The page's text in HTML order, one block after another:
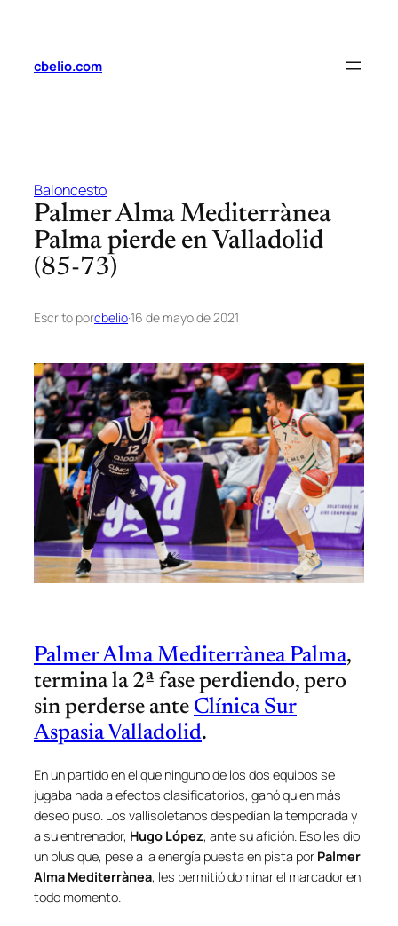
contenido
cbelio.com
Baloncesto
Palmer Alma Mediterrànea
Palma pierde en Valladolid
(85-73)
Escrito porcbelio·16 de mayo de 2021
Palmer Alma Mediterrànea Palma,
termina la 2ª fase perdiendo, pero
sin perderse ante Clínica Sur
Aspasia Valladolid.
En un partido en el que ninguno de los dos equipos se
jugaba nada a efectos clasificatorios, ganó quien más
deseo puso. Los vallisoletanos despedían la temporada y
a su entrenador, Hugo López, ante su afición. Eso les dio
un plus que, pese a la energía puesta en pista por Palmer
Alma Mediterrànea, les permitió dominar el marcador en
todo momento.